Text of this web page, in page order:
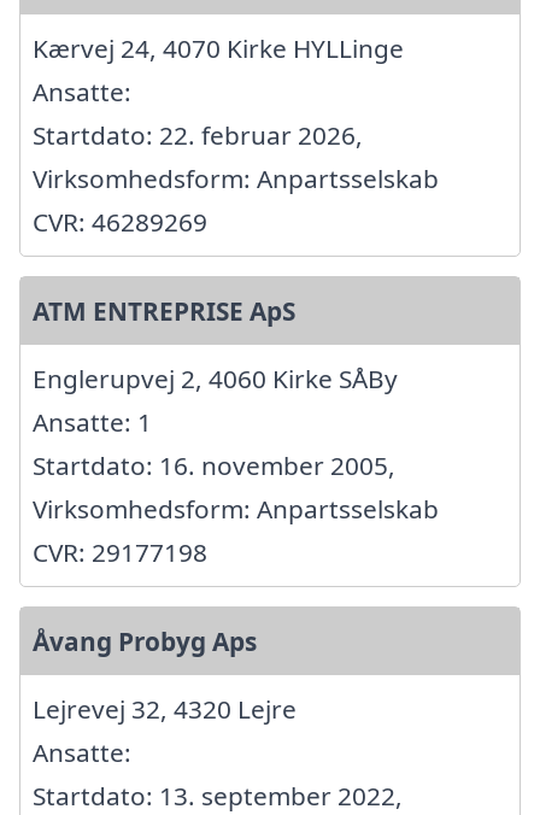
Kærvej 24, 4070 Kirke HYLLinge
Ansatte:
Startdato: 22. februar 2026,
Virksomhedsform: Anpartsselskab
CVR: 46289269
ATM ENTREPRISE ApS
Englerupvej 2, 4060 Kirke SÅBy
Ansatte: 1
Startdato: 16. november 2005,
Virksomhedsform: Anpartsselskab
CVR: 29177198
Åvang Probyg Aps
Lejrevej 32, 4320 Lejre
Ansatte:
Startdato: 13. september 2022,